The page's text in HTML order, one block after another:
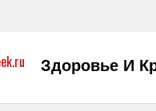
Здоровье И